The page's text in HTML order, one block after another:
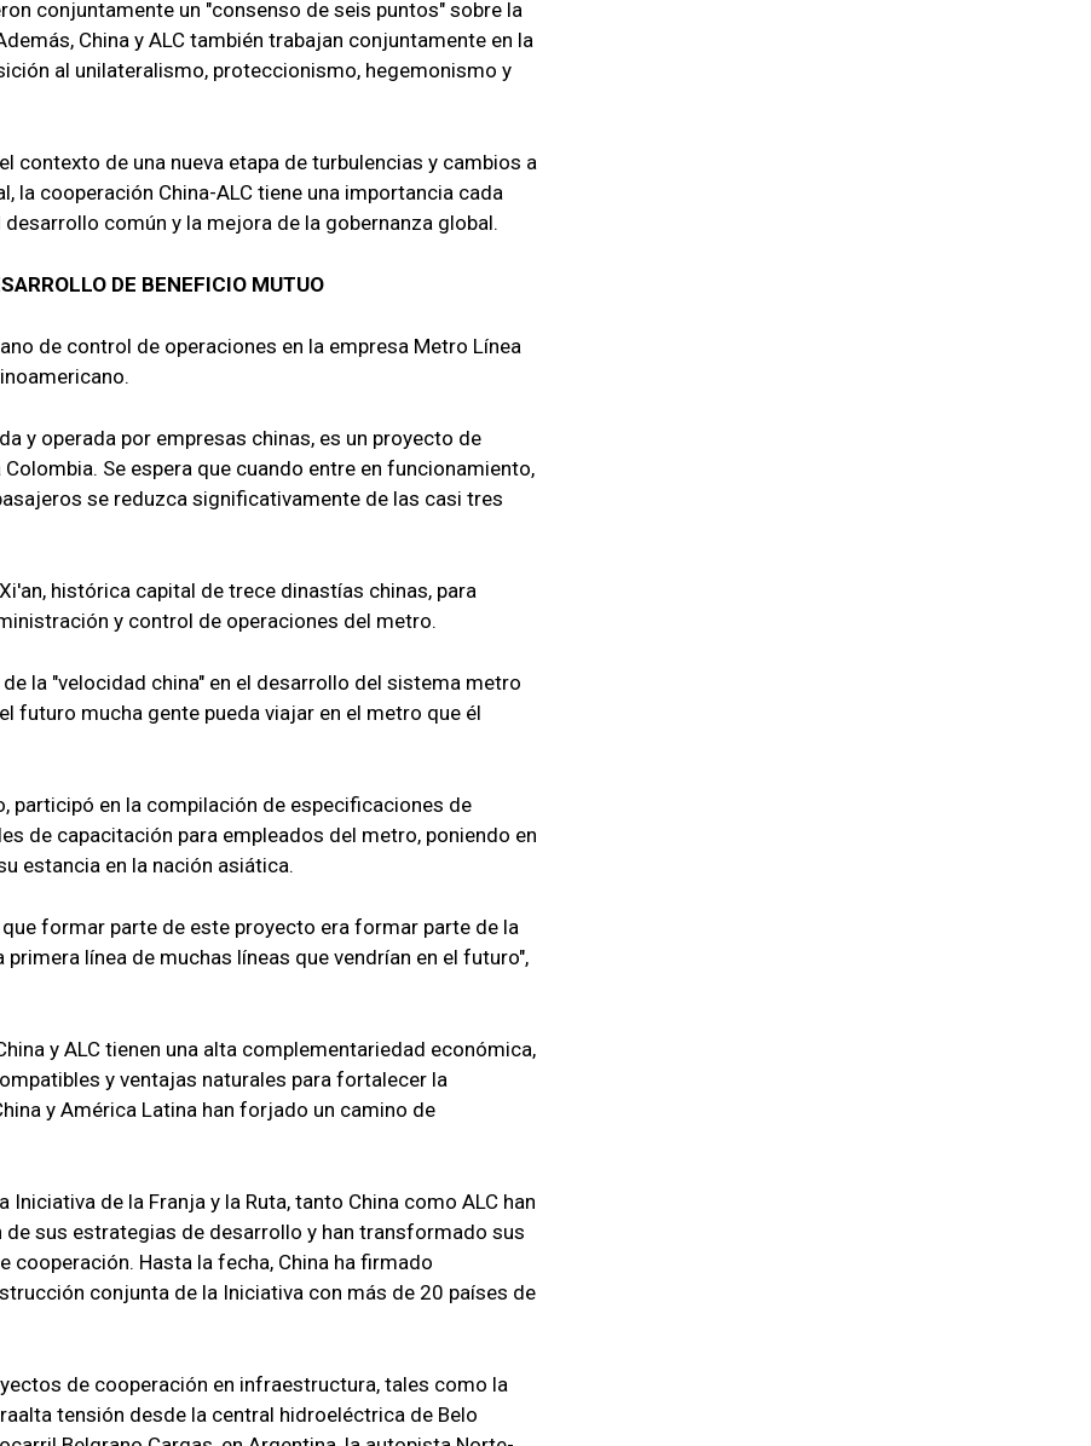
conjuntamente un "consenso de seis puntos" sobre la
China y ALC también trabajan conjuntamente en la
al unilateralismo, proteccionismo, hegemonismo y
contexto de una nueva etapa de turbulencias y cambios a
la cooperación China-ALC tiene una importancia cada
común y la mejora de la gobernanza global.
DE BENEFICIO MUTUO
de control de operaciones en la empresa Metro Línea
y operada por empresas chinas, es un proyecto de
Se espera que cuando entre en funcionamiento,
se reduzca significativamente de las casi tres
histórica capital de trece dinastías chinas, para
y control de operaciones del metro.
la "velocidad china" en el desarrollo del sistema metro
futuro mucha gente pueda viajar en el metro que él
participó en la compilación de especificaciones de
de capacitación para empleados del metro, poniendo en
estancia en la nación asiática.
formar parte de este proyecto era formar parte de la
línea de muchas líneas que vendrían en el futuro",
y ALC tienen una alta complementariedad económica,
y ventajas naturales para fortalecer la
y América Latina han forjado un camino de
de la Franja y la Ruta, tanto China como ALC han
sus estrategias de desarrollo y han transformado sus
Hasta la fecha, China ha firmado
conjunta de la Iniciativa con más de 20 países de
de cooperación en infraestructura, tales como la
tensión desde la central hidroeléctrica de Belo